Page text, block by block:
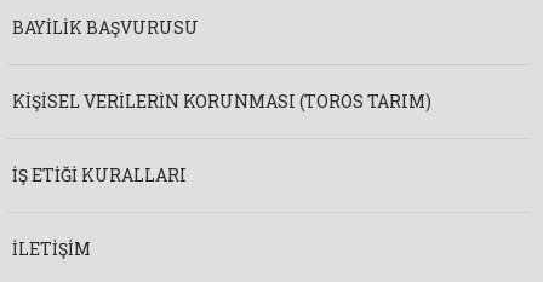
BAYILIK BAŞVURUSU
KIŞISEL VERILERIN KORUNMASI (TOROS TARIM)
İŞ ETIĞI KURALLARI
İLETIŞIM